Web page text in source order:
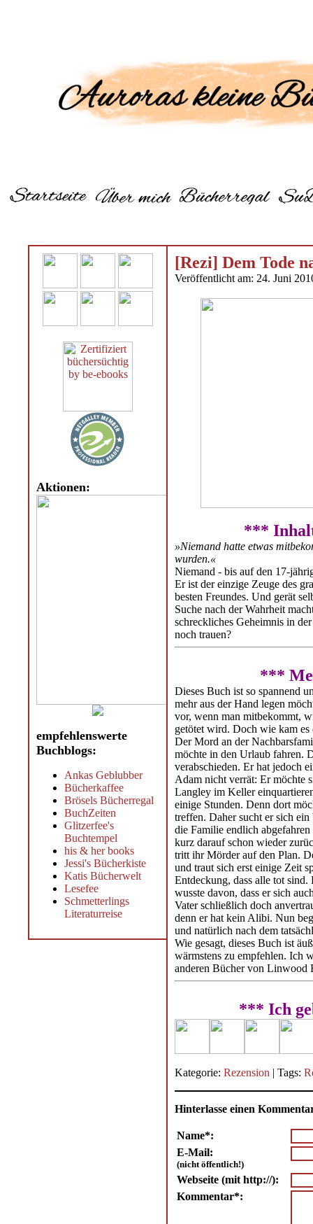
Aktionen:
empfehlenswerte
Buchblogs:
Ankas Geblubber
Bücherkaffee
Brösels Bücherregal
BuchZeiten
Glitzerfee's
Buchtempel
his & her books
Jessi's Bücherkiste
Katis Bücherwelt
Lesefee
Schmetterlings
Literaturreise
[Rezi] Dem Tode
Veröffentlicht am: 24. Juni
***
»Niemand hatte etwas
wurden.«
Niemand - bis auf den 17-
Er ist der einzige Zeuge des
besten Freundes. Und gerät
Suche nach der Wahrheit
schreckliches Geheimnis in
noch trauen?
***
Dieses Buch ist so spannend
mehr aus der Hand legen
vor, wenn man mitbekommt,
getötet wird. Doch wie kam es
Der Mord an der
möchte in den Urlaub fahren.
verabschieden. Er hat jedoch
Adam nicht verrät: Er möchte
Langley im Keller
einige Stunden. Denn dort
treffen. Daher sucht er sich
die Familie endlich
kurz darauf schon wieder
tritt ihr Mörder auf den Plan.
und traut sich erst einige Zeit
Entdeckung, dass alle tot
wusste davon, dass er sich
Vater schließlich doch
denn er hat kein Alibi. Nun
und natürlich nach dem
Wie gesagt, dieses Buch ist
wärmstens zu empfehlen. Ich
anderen Bücher von Linwood
*** Ich
Kategorie:Rezension | Tags:
Hinterlasse einen
Name*:
E-Mail:
(nicht öffentlich!)
Webseite (mit http://):
Kommentar*: